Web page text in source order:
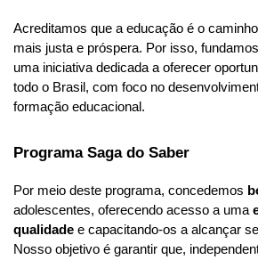
Acreditamos que a educação é o
mais justa e próspera. Por isso,
uma iniciativa dedicada a oferecer
todo o Brasil, com foco no
formação educacional.
Programa Saga do Saber
Por meio deste programa, concedemos
adolescentes, oferecendo acesso a uma
qualidade e capacitando-os a alcançar
Nosso objetivo é garantir que,